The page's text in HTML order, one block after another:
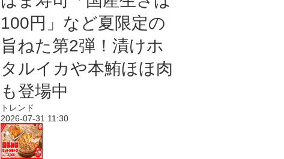
100円」など夏限定の
旨ねた第2弾！漬けホ
タルイカや本鮪ほほ肉
も登場中
トレンド
2026-07-31 11:30